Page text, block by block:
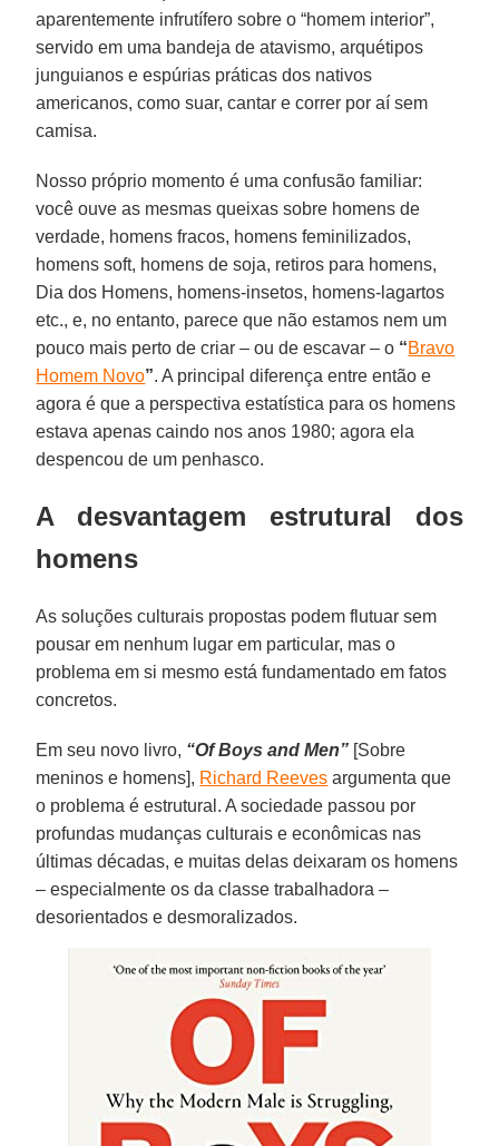
aparentemente infrutífero sobre o “homem interior”,
servido em uma bandeja de atavismo, arquétipos
junguianos e espúrias práticas dos nativos
americanos, como suar, cantar e correr por aí sem
camisa.
Nosso próprio momento é uma confusão familiar:
você ouve as mesmas queixas sobre homens de
verdade, homens fracos, homens feminilizados,
homens soft, homens de soja, retiros para homens,
Dia dos Homens, homens-insetos, homens-lagartos
etc., e, no entanto, parece que não estamos nem um
pouco mais perto de criar – ou de escavar – o “Bravo
Homem Novo”. A principal diferença entre então e
agora é que a perspectiva estatística para os homens
estava apenas caindo nos anos 1980; agora ela
despencou de um penhasco.
A desvantagem estrutural dos
homens
As soluções culturais propostas podem flutuar sem
pousar em nenhum lugar em particular, mas o
problema em si mesmo está fundamentado em fatos
concretos.
Em seu novo livro, “Of Boys and Men” [Sobre
meninos e homens], Richard Reeves argumenta que
o problema é estrutural. A sociedade passou por
profundas mudanças culturais e econômicas nas
últimas décadas, e muitas delas deixaram os homens
– especialmente os da classe trabalhadora –
desorientados e desmoralizados.